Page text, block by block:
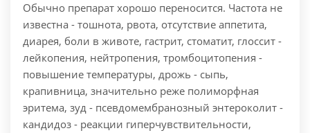
Обычно препарат хорошо переносится. Частота не
известна - тошнота, рвота, отсутствие аппетита,
диарея, боли в животе, гастрит, стоматит, глоссит -
лейкопения, нейтропения, тромбоцитопения -
повышение температуры, дрожь - сыпь,
крапивница, значительно реже полиморфная
эритема, зуд - псевдомембранозный энтероколит -
кандидоз - реакции гиперчувствительности,